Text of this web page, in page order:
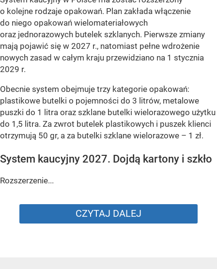
o kolejne rodzaje opakowań. Plan zakłada włączenie
do niego opakowań wielomateriałowych
oraz jednorazowych butelek szklanych. Pierwsze zmiany
mają pojawić się w 2027 r., natomiast pełne wdrożenie
nowych zasad w całym kraju przewidziano na 1 stycznia
2029 r.
Obecnie system obejmuje trzy kategorie opakowań:
plastikowe butelki o pojemności do 3 litrów, metalowe
puszki do 1 litra oraz szklane butelki wielorazowego użytku
do 1,5 litra. Za zwrot butelek plastikowych i puszek klienci
otrzymują 50 gr, a za butelki szklane wielorazowe – 1 zł.
System kaucyjny 2027. Dojdą kartony i szkło
Rozszerzenie...
CZYTAJ DALEJ